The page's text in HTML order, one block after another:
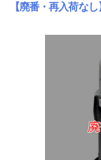
【廃番・再入荷な